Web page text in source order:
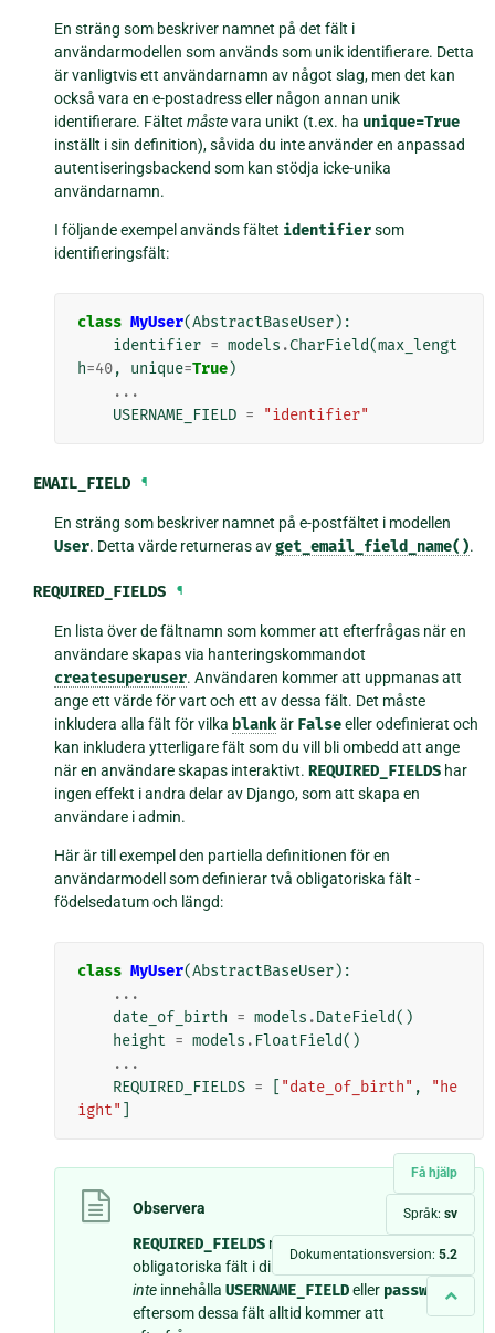
Få hjälp
Språk: sv
Dokumentationsversion: 5.2
En sträng som beskriver namnet på det fält i
användarmodellen som används som unik identifierare. Detta
är vanligtvis ett användarnamn av något slag, men det kan
också vara en e-postadress eller någon annan unik
identifierare. Fältetmåstevara unikt (t.ex. ha unique=True
inställt i sin definition), såvida du inte använder en anpassad
autentiseringsbackend som kan stödja icke-unika
användarnamn.
I följande exempel används fältet identifiersom
identifieringsfält:
class MyUser(AbstractBaseUser):
identifier = models .CharField(max_lengt
h=40, unique=True)
...
USERNAME_FIELD = "identifier"
EMAIL_FIELD ¶
En sträng som beskriver namnet på e-postfältet i modellen
User. Detta värde returneras avget_email_field_name().
REQUIRED_FIELDS ¶
En lista över de fältnamn som kommer att efterfrågas när en
användare skapas via hanteringskommandot
createsuperuser. Användaren kommer att uppmanas att
ange ett värde för vart och ett av dessa fält. Det måste
inkludera alla fält för vilka blankär Falseeller odefinierat och
kan inkludera ytterligare fält som du vill bli ombedd att ange
när en användare skapas interaktivt.REQUIRED_FIELDS har
ingen effekt i andra delar av Django, som att skapa en
användare i admin.
Här är till exempel den partiella definitionen för en
användarmodell som definierar två obligatoriska fält -
födelsedatum och längd:
class MyUser(AbstractBaseUser):
...
date_of_birth = models .DateField()
height = models . FloatField()
...
REQUIRED_FIELDS = "date_of_birth" ,
"he
ight"
Observera
REQUIRED_FIELDS måste innehålla alla
obligatoriska fält i din användarmodell, men bör
inte innehållaUSERNAME_FIELDeller password
eftersom dessa fält alltid kommer att